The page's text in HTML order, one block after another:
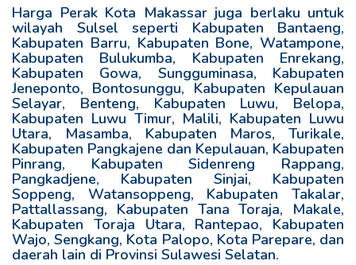
Harga Perak Kota Makassar juga berlaku untuk
wilayah Sulsel seperti Kabupaten Bantaeng,
Kabupaten Barru, Kabupaten Bone, Watampone,
Kabupaten Bulukumba, Kabupaten Enrekang,
Kabupaten Gowa, Sungguminasa, Kabupaten
Jeneponto, Bontosunggu, Kabupaten Kepulauan
Selayar, Benteng, Kabupaten Luwu, Belopa,
Kabupaten Luwu Timur, Malili, Kabupaten Luwu
Utara, Masamba, Kabupaten Maros, Turikale,
Kabupaten Pangkajene dan Kepulauan, Kabupaten
Pinrang, Kabupaten Sidenreng Rappang,
Pangkadjene, Kabupaten Sinjai, Kabupaten
Soppeng, Watansoppeng, Kabupaten Takalar,
Pattallassang, Kabupaten Tana Toraja, Makale,
Kabupaten Toraja Utara, Rantepao, Kabupaten
Wajo, Sengkang, Kota Palopo, Kota Parepare, dan
daerah lain di Provinsi Sulawesi Selatan.